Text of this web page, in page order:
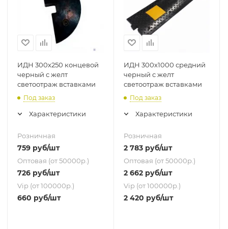
ИДН 300х250 концевой
черный с желт
светоотраж вставками
Под заказ
Характеристики
Розничная
759 руб/шт
Оптовая (от 50000р.)
726 руб/шт
Vip (от 100000р.)
660 руб/шт
ИДН 300х1000 средний
черный с желт
светоотраж вставками
Под заказ
Характеристики
Розничная
2 783руб/шт
Оптовая (от 50000р.)
2 662руб/шт
Vip (от 100000р.)
2 420 руб/шт